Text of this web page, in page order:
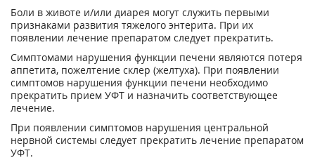
Боли в животе и/или диарея могут служить первыми
признаками развития тяжелого энтерита. При их
появлении лечение препаратом следует прекратить.
Симптомами нарушения функции печени являются потеря
аппетита, пожелтение склер (желтуха). При появлении
симптомов нарушения функции печени необходимо
прекратить прием УФТ и назначить соответствующее
лечение.
При появлении симптомов нарушения центральной
нервной системы следует прекратить лечение препаратом
УФТ.